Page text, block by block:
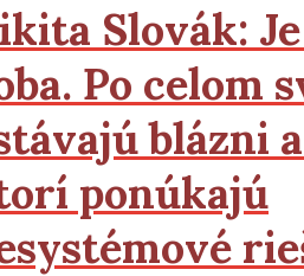
Slovák:
Po celom
blázni
ponúkajú